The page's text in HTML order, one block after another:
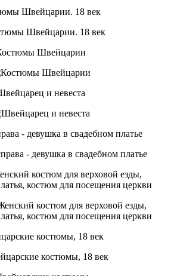
Швейцарии. 18 век
Швейцарии
и невеста
- девушка в свадебном платье
костюм для верховой езды,
костюм для посещения церкви
костюмы, 18 век